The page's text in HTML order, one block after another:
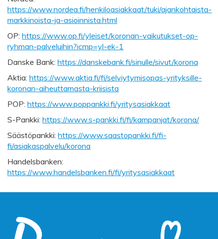
https://www.nordea.fi/henkiloasiakkaat/tuki/ajankohtaista-
markkinoista-ja-asioinnista.html
OP: https://www.op.fi/yleiset/koronan-vaikutukset-op-
ryhman-palveluihin?icmp=yl-ek-1
Danske Bank: https://danskebank.fi/sinulle/sivut/korona
Aktia: https://www.aktia.fi/fi/selviytymisopas-yrityksille-
koronan-aiheuttamasta-kriisista
POP: https://www.poppankki.fi/yritysasiakkaat
S-Pankki: https://www.s-pankki.fi/fi/kampanjat/korona/
Säästöpankki: https://www.saastopankki.fi/fi-
fi/asiakaspalvelu/korona
Handelsbanken:
https://www.handelsbanken.fi/fi/yritysasiakkaat